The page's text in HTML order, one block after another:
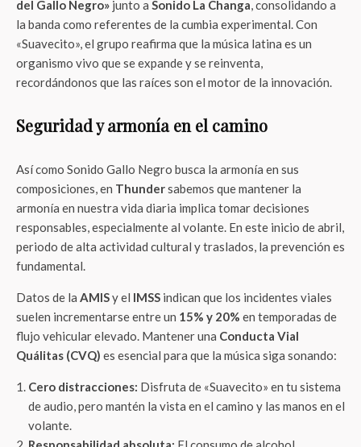
del Gallo Negro» junto a Sonido La Changa, consolidando a
la banda como referentes de la cumbia experimental. Con
«Suavecito», el grupo reafirma que la música latina es un
organismo vivo que se expande y se reinventa,
recordándonos que las raíces son el motor de la innovación.
Seguridad y armonía en el camino
Así como Sonido Gallo Negro busca la armonía en sus
composiciones, en Thundersabemos que mantener la
armonía en nuestra vida diaria implica tomar decisiones
responsables, especialmente al volante. En este inicio de abril,
periodo de alta actividad cultural y traslados, la prevención es
fundamental.
Datos de la AMISy el IMSS indican que los incidentes viales
suelen incrementarse entre un 15% y 20% en temporadas de
flujo vehicular elevado. Mantener una Conducta Vial
Quálitas (CVQ) es esencial para que la música siga sonando:
Cero distracciones: Disfruta de «Suavecito» en tu sistema
de audio, pero mantén la vista en el camino y las manos en el
volante.